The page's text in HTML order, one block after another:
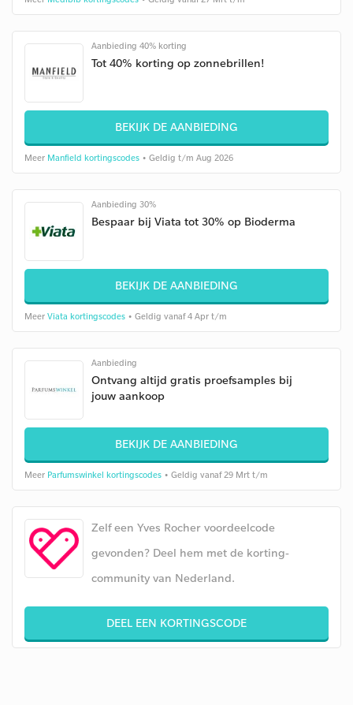
Aanbieding 40% korting
Tot 40% korting op zonnebrillen!
BEKIJK DE AANBIEDING
Meer Manfield kortingscodes • Geldig t/m Aug 2026
Aanbieding 30%
Bespaar bij Viata tot 30% op Bioderma
BEKIJK DE AANBIEDING
Meer Viata kortingscodes • Geldig vanaf 4 Apr t/m
Aanbieding
Ontvang altijd gratis proefsamples bij
jouw aankoop
BEKIJK DE AANBIEDING
Meer Parfumswinkel kortingscodes • Geldig vanaf 29 Mrt t/m
Zelf een Yves Rocher voordeelcode
gevonden? Deel hem met de korting-
community van Nederland.
DEEL EEN KORTINGSCODE